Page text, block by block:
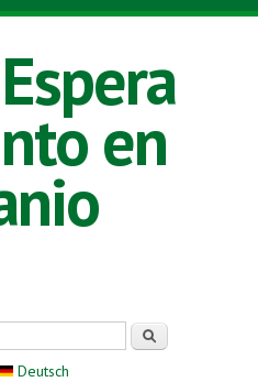
Espera
nto en
Deutsch